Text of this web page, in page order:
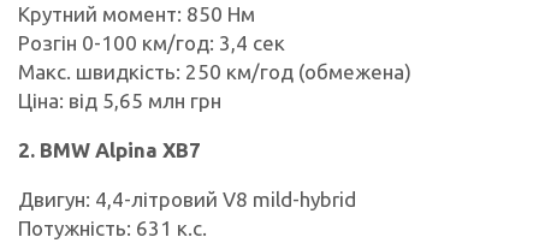
Крутний момент: 850 Нм
Розгін 0-100 км/год: 3,4 сек
Макс. швидкість: 250 км/год (обмежена)
Ціна: від 5,65 млн грн
2. BMW Alpina XB7
Двигун: 4,4-літровий V8 mild-hybrid
Потужність: 631 к.с.